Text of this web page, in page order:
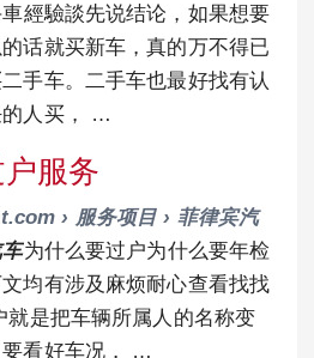
經驗談先说结论，如果想要
话就买新车，真的万不得已
手车。二手车也最好找有认
的人买， …
服务
› 服务项目 › 菲律宾汽
车为什么要过户为什么要年检
均有涉及麻烦耐心查看找找
就是把车辆所属人的名称变
看好车况， …